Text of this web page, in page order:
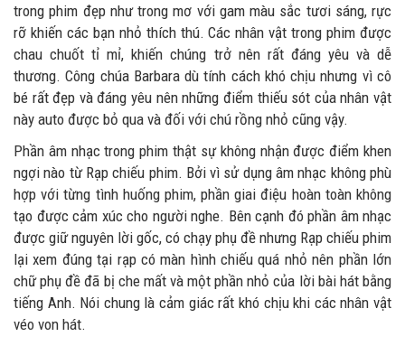
trong phim đẹp như trong mơ với gam màu sắc tươi sáng, rực
rỡ khiến các bạn nhỏ thích thú. Các nhân vật trong phim được
chau chuốt tỉ mỉ, khiến chúng trở nên rất đáng yêu và dễ
thương. Công chúa Barbara dù tính cách khó chịu nhưng vì cô
bé rất đẹp và đáng yêu nên những điểm thiếu sót của nhân vật
này auto được bỏ qua và đối với chú rồng nhỏ cũng vậy.
Phần âm nhạc trong phim thật sự không nhận được điểm khen
ngợi nào từ Rạp chiếu phim. Bởi vì sử dụng âm nhạc không phù
hợp với từng tình huống phim, phần giai điệu hoàn toàn không
tạo được cảm xúc cho người nghe. Bên cạnh đó phần âm nhạc
được giữ nguyên lời gốc, có chạy phụ đề nhưng Rạp chiếu phim
lại xem đúng tại rạp có màn hình chiếu quá nhỏ nên phần lớn
chữ phụ đề đã bị che mất và một phần nhỏ của lời bài hát bằng
tiếng Anh. Nói chung là cảm giác rất khó chịu khi các nhân vật
véo von hát.